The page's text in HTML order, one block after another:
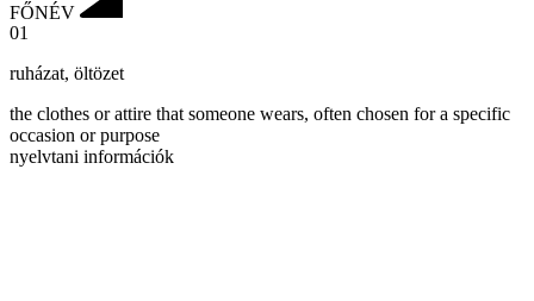
FŐNÉV
01
ruházat, öltözet
the clothes or attire that someone wears, often chosen for a specific
occasion or purpose
nyelvtani információk